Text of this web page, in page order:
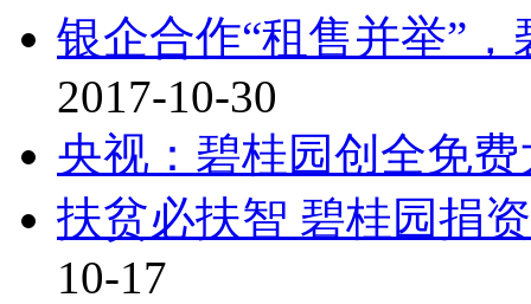
银企合作“租售并举”
2017-10-30
央视：碧桂园创全免
扶贫必扶智 碧桂园捐
10-17